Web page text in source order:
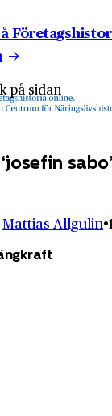
josefin sabo
Mattias Allgulin